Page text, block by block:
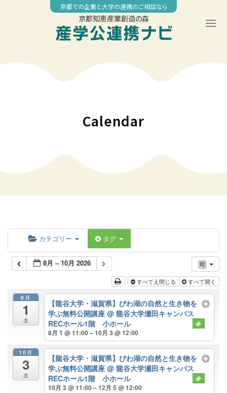
京都での企業と大学の連携のご相談なら
京都知恵産業創造の森
Calendar
カテゴリー タグ
8月 – 10月 2026
すべてえ閉じる すべて開く
8月
1
土
【龍谷大学・滋賀県】びわ湖の自然と生き物を
学ぶ無料公開講座@ 龍谷大学瀬田キャンパス
RECホール1階 小ホール
8月 1 @ 11:00 – 10月 3 @ 12:00
10月
3
土
【龍谷大学・滋賀県】びわ湖の自然と生き物を
学ぶ無料公開講座@ 龍谷大学瀬田キャンパス
RECホール1階 小ホール
10月 3 @ 11:00 – 12月 5 @ 12:00